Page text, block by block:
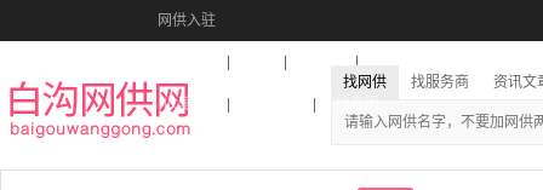
网供入驻
收藏本站
找网供 找服务商 资讯文